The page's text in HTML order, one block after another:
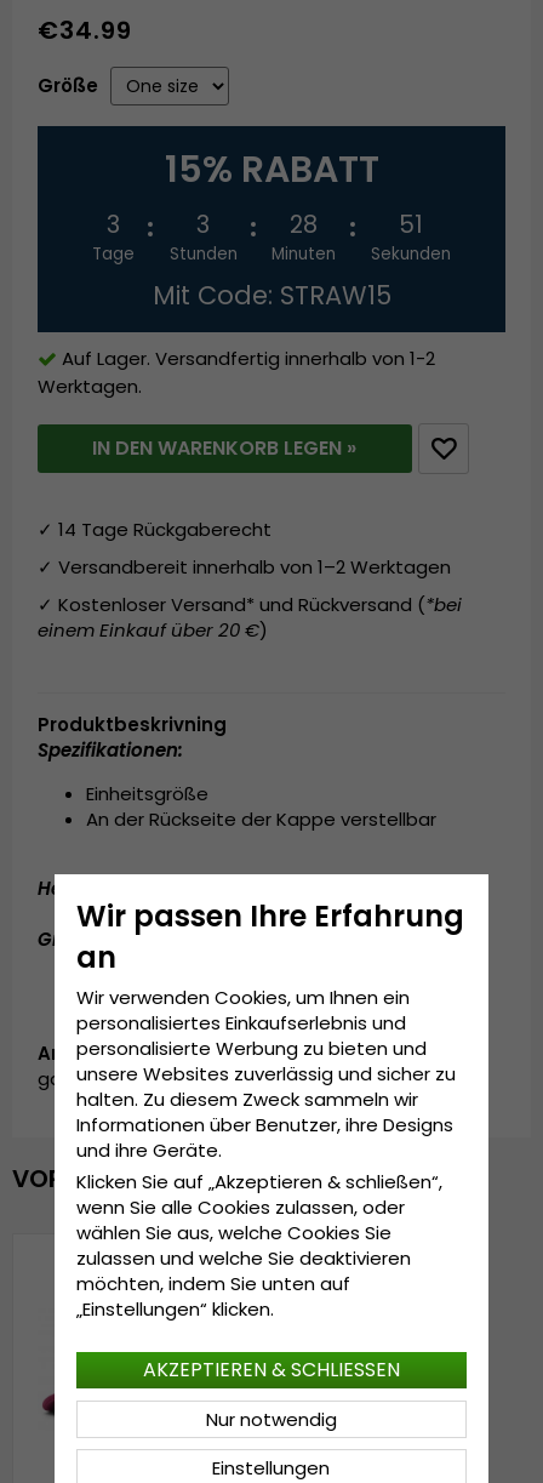
€34.99
Größe
15% RABATT
3
Tage
3
Stunden
28
Minuten
51
Sekunden
Mit Code: STRAW15
Auf Lager. Versandfertig innerhalb von 1-2
Werktagen.
IN DEN WARENKORB LEGEN »
✓ 14 Tage Rückgaberecht
✓ Versandbereit innerhalb von 1–2 Werktagen
✓ Kostenloser Versand* und Rückversand (*bei
einem Einkauf über 20 €)
Produktbeskrivning
Spezifikationen:
Einheitsgröße
An der Rückseite der Kappe verstellbar
Hergestellt aus:
Grösseninformationen:
Artikelnummer:
garda.cap.trucker.velvet.lasvegas.pink
VOR KURZEM ANGESEHEN
Wir passen Ihre Erfahrung
an
Wir verwenden Cookies, um Ihnen ein
personalisiertes Einkaufserlebnis und
personalisierte Werbung zu bieten und
unsere Websites zuverlässig und sicher zu
halten. Zu diesem Zweck sammeln wir
Informationen über Benutzer, ihre Designs
und ihre Geräte.
Klicken Sie auf „Akzeptieren & schließen“,
wenn Sie alle Cookies zulassen, oder
wählen Sie aus, welche Cookies Sie
zulassen und welche Sie deaktivieren
möchten, indem Sie unten auf
„Einstellungen“ klicken.
Einstellungen
Nur notwendig
AKZEPTIEREN & SCHLIESSEN